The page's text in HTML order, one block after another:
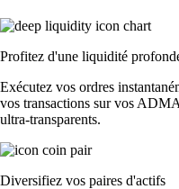
Profitez d'une liquidité
Exécutez vos ordres
vos transactions sur vos
ultra-transparents.
Diversifiez vos paires d'actifs